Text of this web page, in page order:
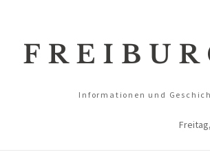
Informationen und